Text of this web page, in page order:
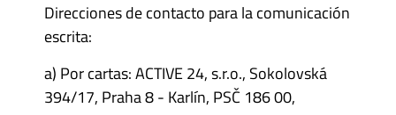
Direcciones de contacto para la comunicación
escrita:
a) Por cartas: ACTIVE 24, s.r.o., Sokolovská
394/17, Praha 8 - Karlín, PSČ 186 00,